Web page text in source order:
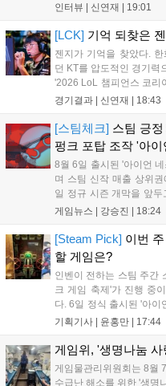
를 벌리며 25분 만에 승리
하며 POM에 선정됐...
인터뷰 | 신연재 19:01
[LCK] 기억 되찾은
젠지가 기억을 찾았다.
던 KT를 압도적인 경기력
'2026 LoL 챔피언스 코리
스터와 젠지 e스포츠의
경기결과 | 신연재 18:43
[스팀체크] 스팀 긍
펑크 포탑 조작 '아이
8월 6일 출시된 '아이언
며 스팀 신작 매출 상위
일 정규 시즌 개막을 앞
기록했습니다. 25주년을
'마블 투혼: 파이팅 소울
리'도 스팀에 정식 출시되
게임뉴스 | 강승진 18:24
[Steam Pick] 이번
할 게임은?
인벤이 전하는 스팀 주간
크 게임 축제'가 진행 중
다. 6일 정식 출시된 '아이
세어 코브'가 호평받고 있
다. 유비소프트의 '고스트
데이트 '라스트 라이츠'와
기획기사 | 윤홍만 17:44
게임위, '생명나눔
게임물관리위원회는 8월
수급난 해소를 위한 '생명